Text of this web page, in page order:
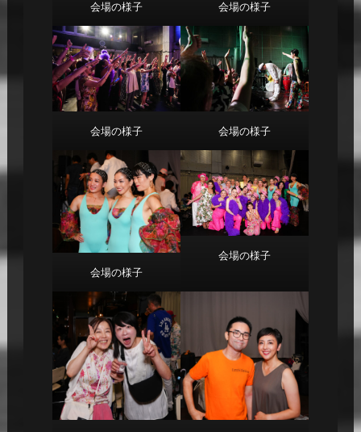
会場の様子 会場の様子
会場の様子 会場の様子
会場の様子
会場の様子